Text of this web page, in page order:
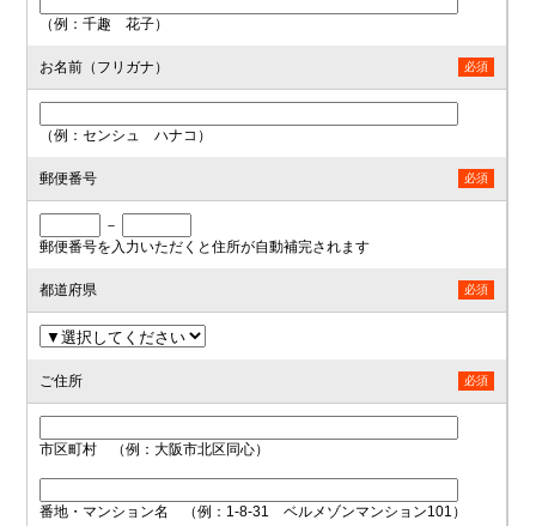
（例：千趣 花子）
お名前（フリガナ） 必須
（例：センシュ ハナコ）
郵便番号 必須
－
郵便番号を入力いただくと住所が自動補完されます
都道府県 必須
ご住所 必須
市区町村 （例：大阪市北区同心）
番地・マンション名 （例：1-8-31 ベルメゾンマンション101）